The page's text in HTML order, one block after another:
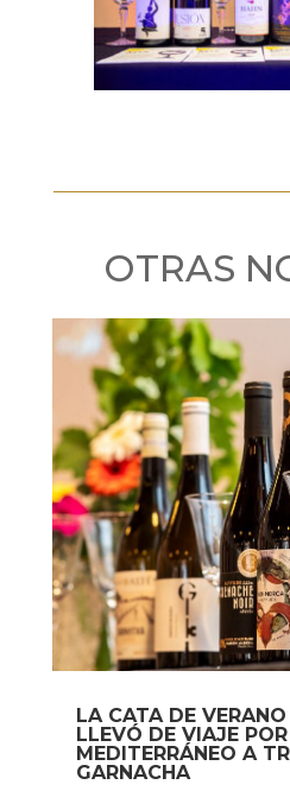
OTRAS
LA CATA DE
LLEVÓ DE VIAJE
MEDITERRÁNEO A
GARNACHA